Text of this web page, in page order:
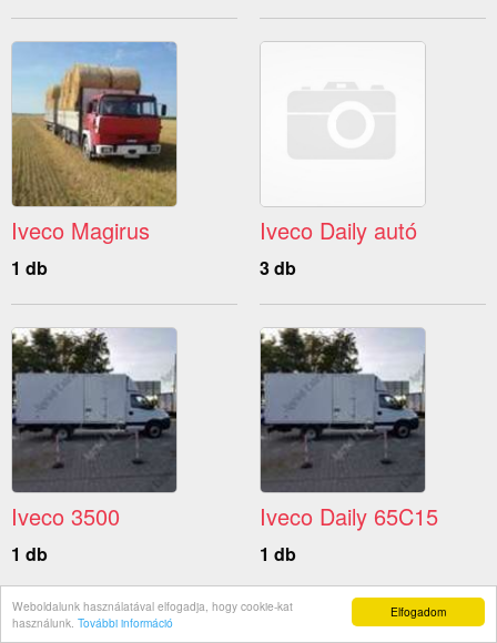
Elfogadom
Weboldalunk használatával elfogadja, hogy cookie-kat
használunk. További információ
Iveco Magirus
1 db
Iveco Daily autó
3 db
Iveco 3500
1 db
Iveco Daily 65C15
1 db